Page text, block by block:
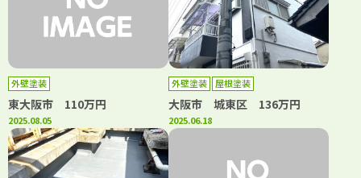
外壁塗装
東大阪市 110万円
2025.08.05
外壁塗装 屋根塗装
大阪市 城東区 136万円
2025.06.18